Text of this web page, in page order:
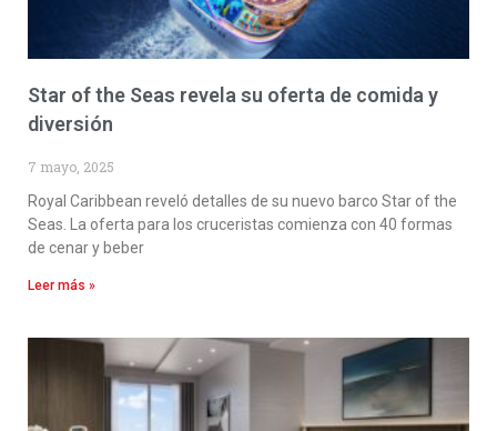
Star of the Seas revela su oferta de comida y
diversión
7 mayo, 2025
Royal Caribbean reveló detalles de su nuevo barco Star of the
Seas. La oferta para los cruceristas comienza con 40 formas
de cenar y beber
Leer más »